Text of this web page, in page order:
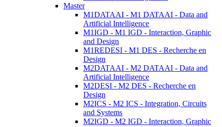
Master
M1DATAAI - M1 DATAAI - Data and
Artificial Intelligence
M1IGD - M1 IGD - Interaction, Graphic
and Design
M1REDESI - M1 DES - Recherche en
Design
M2DATAAI - M2 DATAAI - Data and
Artificial Intelligence
M2DESI - M2 DES - Recherche en
Design
M2ICS - M2 ICS - Integration, Circuits
and Systems
M2IGD - M2 IGD - Interaction, Graphic